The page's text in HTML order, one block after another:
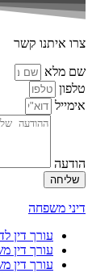
צרו איתנו קשר
שם מלא
טלפון
אימייל
הודעה
שליחה
דיני משפחה
עורך דין
עורך דין
עורך דין